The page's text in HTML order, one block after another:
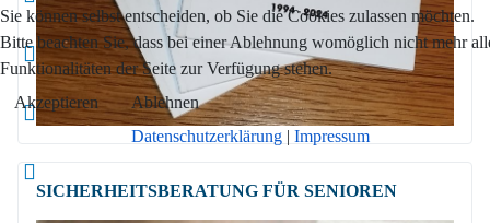
SICHERHEITSBE­RATUNG FÜR SENIOREN
Sie können selbst entscheiden, ob Sie die Cookies zulassen möchten.
Bitte beachten Sie, dass bei einer Ablehnung womöglich nicht mehr
Funktionalitäten der Seite zur Verfügung stehen.
Akzeptieren
Ablehnen
Datenschutzerklärung| Impressum